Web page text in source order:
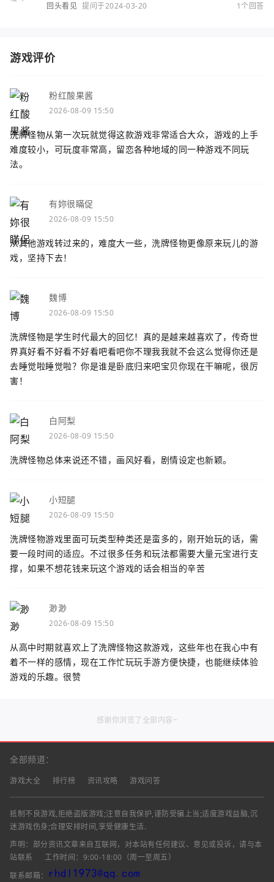
回头看见 提问于2024-03-20 1个回答
游戏评价
粉红酸果酱
2026-08-09 15:50
洗牌怪物从第一次玩就觉得这款游戏非常适合大众，游戏的上手
难度较小，可玩度非常高，留恋各种地域的同一种游戏不同玩
法。
有妳很瞞促
2026-08-09 15:50
从其他游戏转过来的，难度大一些，洗牌怪物更像原来玩儿的游
戏，坚持下去！
魏博
2026-08-09 15:50
洗牌怪物是学生时代最大的回忆！真的是越来越喜欢了，传奇世
界真好看不好看不好看吧看吧你不理我我就不会这么觉得你还是
去睡觉啦睡觉啦？你是谁是卧底归来吧宝贝你现在干嘛呢，很厉
害！
白阿梨
2026-08-09 15:50
洗牌怪物总体来说还不错，画风好看，剧情设定也新颖。
小短腿
2026-08-09 15:50
洗牌怪物游戏里面可玩类型种类还是蛮多的，刚开始玩的话，需
要一段时间的适应。不过很多任务和玩法都需要大量元宝进行支
撑，如果不想花钱来玩这个游戏的话会相当的辛苦
渺渺
2026-08-09 15:50
从高中时期就喜欢上了洗牌怪物这款游戏，这些年也在我心中有
着不一样的感情，现在工作忙玩玩手游方便快捷，也能继续体验
游戏的乐趣。很赞
感谢你浏览了全部内容~
全部频道：
游戏大全 排行榜 资讯攻略 游戏问答
抵制不良游戏,拒绝盗版游戏;注意自我保护,谨防受骗上当;适度游戏益脑,沉
迷游戏伤身;合理安排时间,享受健康生活.
声明：部分资讯文章来自互联网，对本站有任何建议、意见或投诉，请与本
站联系
工作时间：9:00-18:00（周一至周五）
联系邮箱：